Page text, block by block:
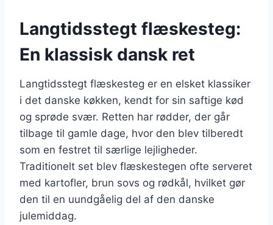
Langtidsstegt flæskesteg:
En klassisk dansk ret
Langtidsstegt flæskesteg er en elsket klassiker
i det danske køkken, kendt for sin saftige kød
og sprøde svær. Retten har rødder, der går
tilbage til gamle dage, hvor den blev tilberedt
som en festret til særlige lejligheder.
Traditionelt set blev flæskestegen ofte serveret
med kartofler, brun sovs og rødkål, hvilket gør
den til en uundgåelig del af den danske
julemiddag.